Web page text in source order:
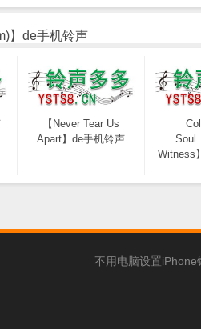
】de手机铃声
【Never Tear Us
Apart】de手机铃声
Soul
Witness
不用电脑设置iPhone